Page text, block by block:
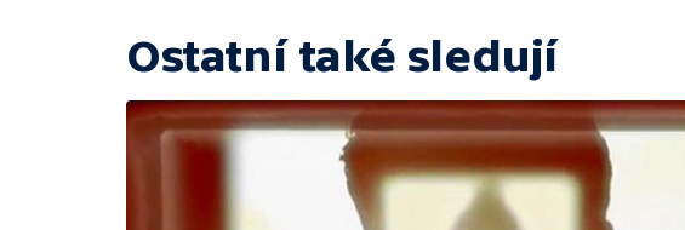
Ostatní také sledují